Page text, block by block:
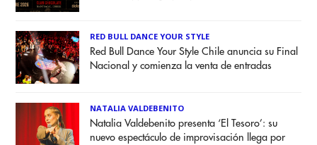
RED BULL DANCE YOUR STYLE
Red Bull Dance Your Style Chile anuncia su Final
Nacional y comienza la venta de entradas
NATALIA VALDEBENITO
Natalia Valdebenito presenta ‘El Tesoro’: su
nuevo espectáculo de improvisación llega por